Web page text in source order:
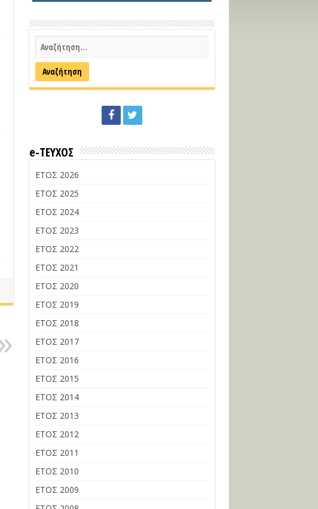
e-ΤΕΥΧΟΣ
ΕΤΟΣ 2026
ΕΤΟΣ 2025
ΕΤΟΣ 2024
ΕΤΟΣ 2023
ΕΤΟΣ 2022
ΕΤΟΣ 2021
ΕΤΟΣ 2020
ΕΤΟΣ 2019
ΕΤΟΣ 2018
ΕΤΟΣ 2017
ΕΤΟΣ 2016
ΕΤΟΣ 2015
ΕΤΟΣ 2014
ΕΤΟΣ 2013
ΕΤΟΣ 2012
ΕΤΟΣ 2011
ΕΤΟΣ 2010
ΕΤΟΣ 2009